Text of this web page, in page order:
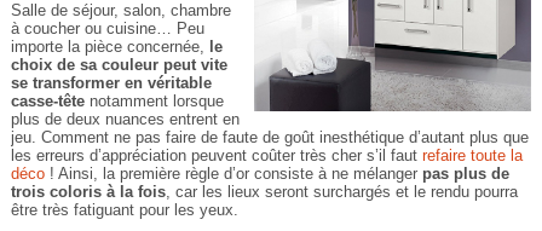
Salle de séjour, salon, chambre
à coucher ou cuisine… Peu
importe la pièce concernée, le
choix de sa couleur peut vite
se transformer en véritable
casse-têtenotamment lorsque
plus de deux nuances entrent en
jeu. Comment ne pas faire de faute de goût inesthétique d’autant plus que
les erreurs d’appréciation peuvent coûter très cher s’il faut refaire toute la
déco! Ainsi, la première règle d’or consiste à ne mélanger pas plus de
trois coloris à la fois, car les lieux seront surchargés et le rendu pourra
être très fatiguant pour les yeux.